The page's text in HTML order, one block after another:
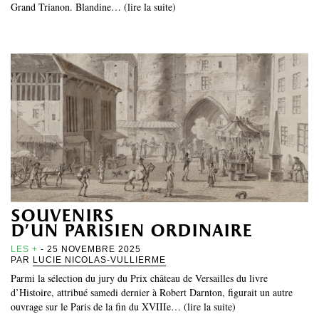
Grand Trianon. Blandine… (lire la suite)
souvenirs
d’un parisien ordinaire
LES + - 25 NOVEMBRE 2025
PAR LUCIE NICOLAS-VULLIERME
Parmi la sélection du jury du Prix château de Versailles du livre
d’Histoire, attribué samedi dernier à Robert Darnton, figurait un autre
ouvrage sur le Paris de la fin du XVIIIe… (lire la suite)